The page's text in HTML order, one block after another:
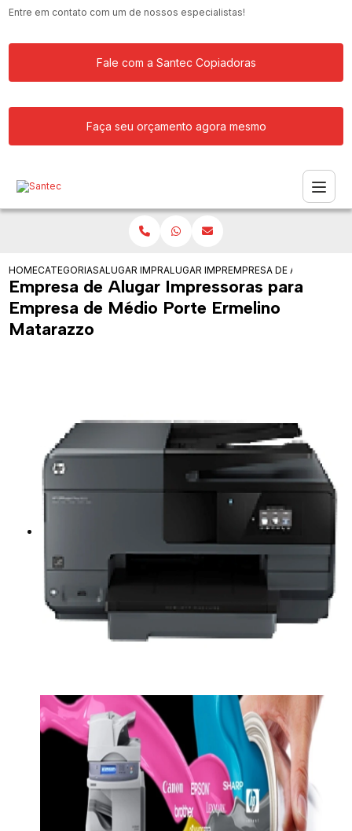
Entre em contato com um de nossos especialistas!
Fale com a Santec Copiadoras
Faça seu orçamento agora mesmo
HOMECATEGORIASALUGAR IMPRESSORAALUGAR IMPRESSORA PARA GRANDES
EMPRESA DE ALUGAR
Empresa de Alugar Impressoras para
Empresa de Médio Porte Ermelino
Matarazzo